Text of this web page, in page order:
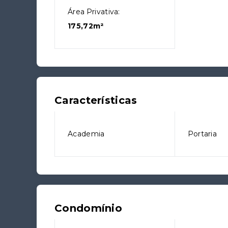
Área Privativa:
175,72m²
Características
Academia Portaria
Condomínio